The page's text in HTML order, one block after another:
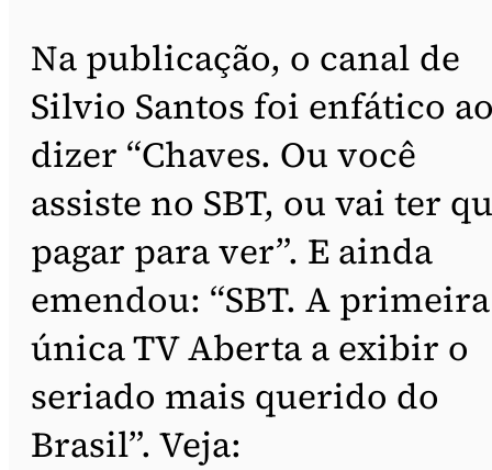
Na publicação, o canal de
Silvio Santos foi enfático
dizer “Chaves. Ou você
assiste no SBT, ou vai ter
pagar para ver”. E ainda
emendou: “SBT. A
única TV Aberta a exibir o
seriado mais querido do
Brasil”. Veja: